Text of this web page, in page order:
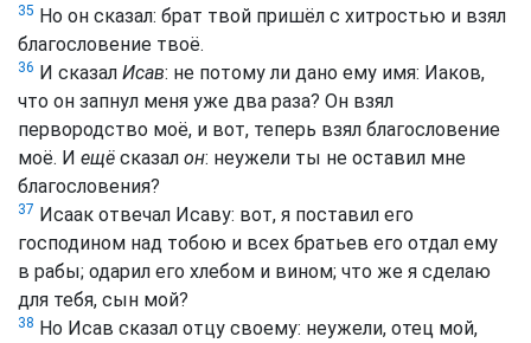
35 Но он сказал: брат твой пришёл с хитростью и взял
благословение твоё.
36 И сказал Исав: не потому ли дано ему имя: Иаков,
что он запнул меня уже два раза? Он взял
первородство моё, и вот, теперь взял благословение
моё. И ещё сказал он: неужели ты не оставил мне
благословения?
37 Исаак отвечал Исаву: вот, я поставил его
господином над тобою и всех братьев его отдал ему
в рабы; одарил его хлебом и вином; что же я сделаю
для тебя, сын мой?
38 Но Исав сказал отцу своему: неужели, отец мой,